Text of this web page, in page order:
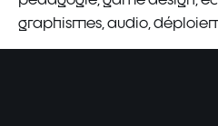
graphismes, audio,